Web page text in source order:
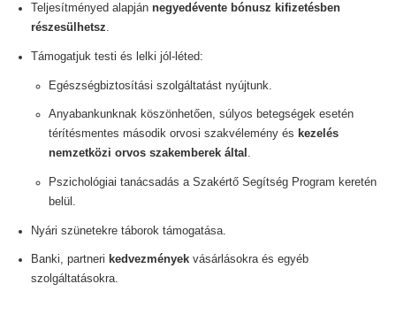
Teljesítményed alapján negyedévente bónusz kifizetésben
részesülhetsz.
Támogatjuk testi és lelki jól-léted:
Egészségbiztosítási szolgáltatást nyújtunk.
Anyabankunknak köszönhetően, súlyos betegségek esetén
térítésmentes második orvosi szakvélemény és kezelés
nemzetközi orvos szakemberek által .
Pszichológiai tanácsadás a Szakértő Segítség Program keretén
belül.
Nyári szünetekre táborok támogatása.
Banki, partneri kedvezmények vásárlásokra és egyéb
szolgáltatásokra.